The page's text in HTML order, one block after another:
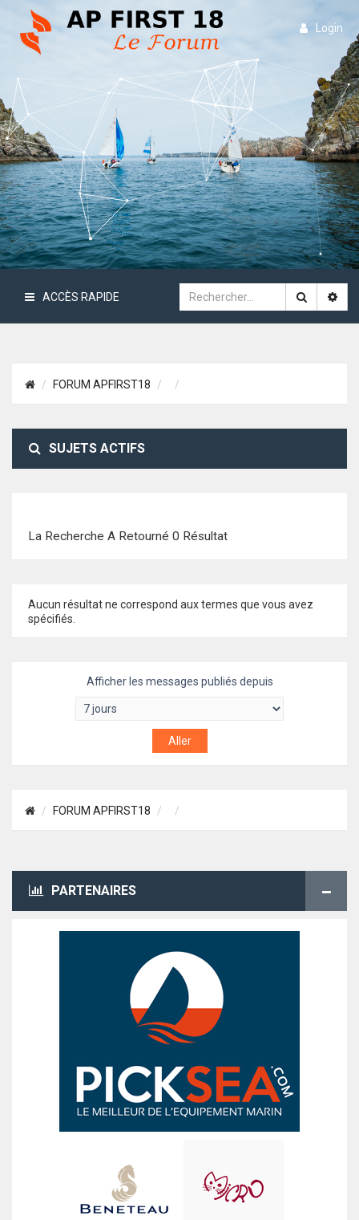
Login
ACCÈS RAPIDE
FORUM APFIRST18
SUJETS ACTIFS
La Recherche A Retourné 0 Résultat
Aucun résultat ne correspond aux termes que vous avez
spécifiés.
Afficher les messages publiés depuis
FORUM APFIRST18
PARTENAIRES